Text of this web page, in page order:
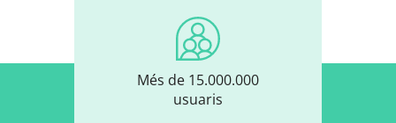
Més de 15.000.000
usuaris